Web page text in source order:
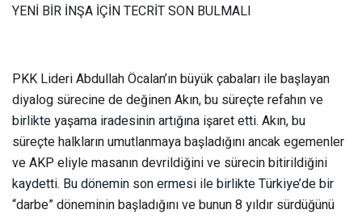
YENİ BİR İNŞA İÇİN TECRİT SON BULMALI
PKK Lideri Abdullah Öcalan’ın büyük çabaları ile başlayan
diyalog sürecine de değinen Akın, bu süreçte refahın ve
birlikte yaşama iradesinin artığına işaret etti. Akın, bu
süreçte halkların umutlanmaya başladığını ancak egemenler
ve AKP eliyle masanın devrildiğini ve sürecin bitirildiğini
kaydetti. Bu dönemin son ermesi ile birlikte Türkiye’de bir
“darbe” döneminin başladığını ve bunun 8 yıldır sürdüğünü